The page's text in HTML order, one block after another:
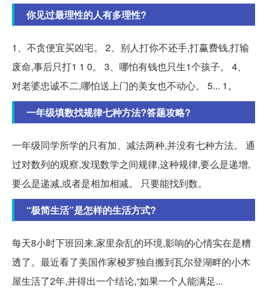
你见过最理性的人有多理性?
1、不贪便宜买凶宅。 2、别人打你不还手,打赢费钱,打输
废命,事后只打1 1 0。 3、哪怕有钱也只生1个孩子。 4、
对老婆忠诚不二,哪怕送上门的美女也不动心。 5... 1。
一年级填数找规律七种方法?答题攻略?
一年级同学所学的只有加、减法两种,并没有七种方法。 通
过对数列的观察,发现数学之间规律,这种规律,要么是递增,
要么是递减,或者是相加相减。 只要能找到数。
“极简生活”是怎样的生活方式?
每天8小时下班回来,家里杂乱的环境,影响的心情实在是糟
透了。最近看了美国作家梭罗独自搬到瓦尔登湖畔的小木
屋生活了2年,并得出一个结论,“如果一个人能满足...